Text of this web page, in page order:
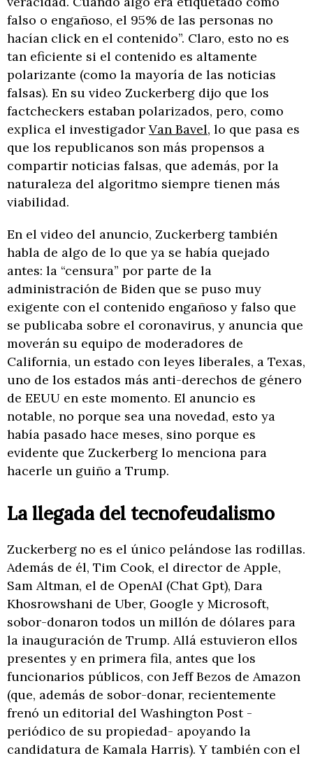
falso o engañoso, el 95% de las personas no
hacían click en el contenido”. Claro, esto no es
tan eficiente si el contenido es altamente
polarizante (como la mayoría de las noticias
falsas). En su video Zuckerberg dijo que los
factcheckers estaban polarizados, pero, como
explica el investigador Van Bavel, lo que pasa es
que los republicanos son más propensos a
compartir noticias falsas, que además, por la
naturaleza del algoritmo siempre tienen más
viabilidad.
En el video del anuncio, Zuckerberg también
habla de algo de lo que ya se había quejado
antes: la “censura” por parte de la
administración de Biden que se puso muy
exigente con el contenido engañoso y falso que
se publicaba sobre el coronavirus, y anuncia que
moverán su equipo de moderadores de
California, un estado con leyes liberales, a Texas,
uno de los estados más anti-derechos de género
de EEUU en este momento. El anuncio es
notable, no porque sea una novedad, esto ya
había pasado hace meses, sino porque es
evidente que Zuckerberg lo menciona para
hacerle un guiño a Trump.
La llegada del tecnofeudalismo
Zuckerberg no es el único pelándose las rodillas.
Además de él, Tim Cook, el director de Apple,
Sam Altman, el de OpenAI (Chat Gpt), Dara
Khosrowshani de Uber, Google y Microsoft,
sobor-donaron todos un millón de dólares para
la inauguración de Trump. Allá estuvieron ellos
presentes y en primera fila, antes que los
funcionarios públicos, con Jeff Bezos de Amazon
(que, además de sobor-donar, recientemente
frenó un editorial del Washington Post -
periódico de su propiedad- apoyando la
candidatura de Kamala Harris). Y también con el